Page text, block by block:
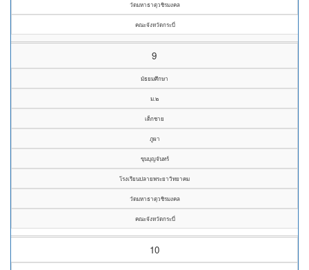
วัดมหาธาตุวชิรมงคล
คณะจังหวัดกระบี่
9
มัธยมศึกษา
ม.๒
เด็กชาย
ภูผา
ขุนบุญจันทร์
โรงเรียนปลายพระยาวิทยาคม
วัดมหาธาตุวชิรมงคล
คณะจังหวัดกระบี่
10